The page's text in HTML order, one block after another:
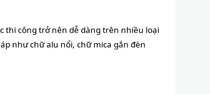
thi công trở nên dễ dàng trên nhiều loại
như chữ alu nổi, chữ mica gắn đèn